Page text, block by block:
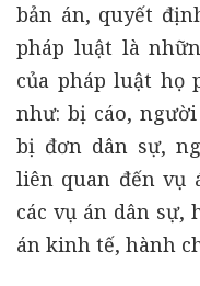
bản án, quyết
pháp luật là
của pháp luật họ
như: bị cáo,
bị đơn dân sự,
liên quan đến vụ
các vụ án dân sự,
án kinh tế, hành